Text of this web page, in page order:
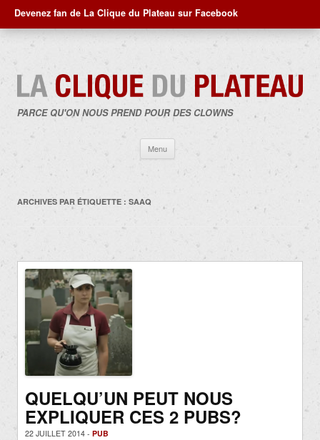
Devenez fan de La Clique du Plateau sur Facebook
PARCE QU'ON NOUS PREND POUR DES CLOWNS
Menu
contenu
ARCHIVES PAR ÉTIQUETTE : SAAQ
QUELQU’UN PEUT NOUS
EXPLIQUER CES 2 PUBS?
22 JUILLET 2014 - PUB